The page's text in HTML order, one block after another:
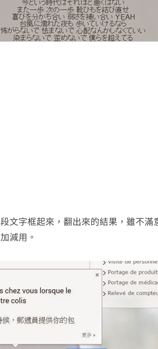
文字框起來，翻出來的結果，雖不滿
減用。